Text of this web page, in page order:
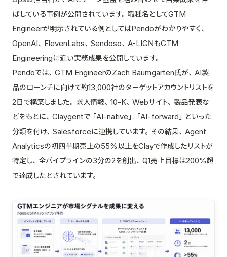
ばしている事例が公開されています。職種名としてGTM
Engineerが明示されている例としてはPendoがわかりやすく、
OpenAI、ElevenLabs、Sendoso、A-LIGNもGTM
Engineeringに近い実務成果を公開しています。
Pendoでは、GTM EngineerのZach Baumgarten氏が、AI製
品のローンチに向けて約13,000社のターゲットアカウントリストを
2日で構築しました。求人情報、10-K、Webサイト、製品発表な
どをもとに、Claygentで「AI-native」「AI-forward」といった
分類を付け、Salesforceに連携しています。その結果、Agent
Analyticsの初四半期売上の55%以上をClayで作成したリストが
特定し、全パイプラインの3分の2を創出、Q1売上目標は200%超
で達成したとされています。